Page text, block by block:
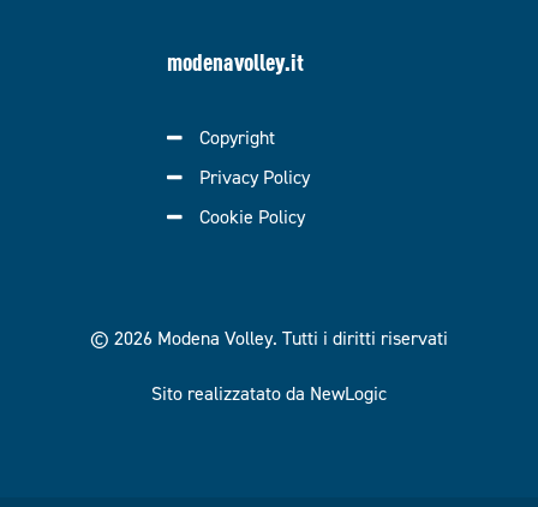
modenavolley.it
Copyright
Privacy Policy
Cookie Policy
© 2026 Modena Volley. Tutti i diritti riservati
Sito realizzatato da NewLogic